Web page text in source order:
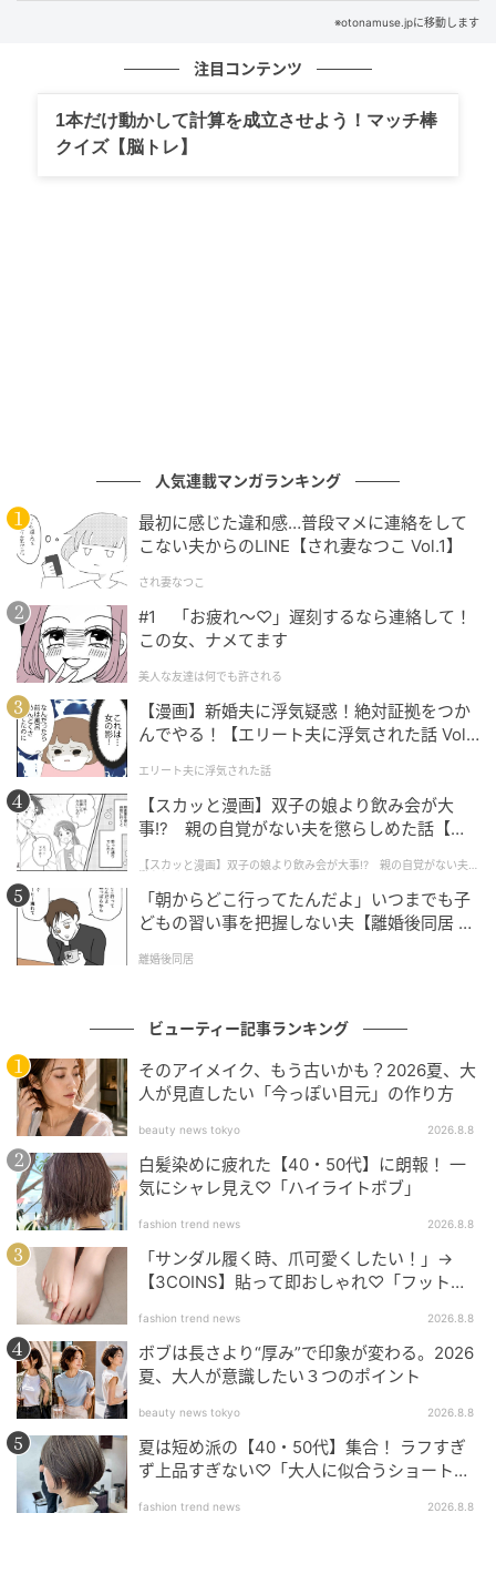
大人の肌をなめらかに整える、ロングセラーの角質ケ
ア美容液ゲルです。タカミスキンピールボディ［ボデ
顔用の角質美容水でお馴染みのタカミが、角質の厚さ
へと導きます。毎日手軽に続けられて、まるでエステ
帰りのような確かな手応えを感じさせてくれる、大人
のための極上レスキューアイテムです。
オトナミューズ ウェブ
肌にのせた瞬間、ひんやりしてて気持ちいいみずみず
しいテクスチャー！手のひらでじっくりと包み込むよ
うに塗り伸ばすことで、角質層まで潤いがピタッと密
着します。ベタつかないのにスッと馴染む優秀な使い
心地は、汗ばむ夏のボディケアや、背中・デコルテの
肌荒れ対策にぴったり。大人のボディをなめらかに労
わる、夏の至福のセルフケア時間をお届けします。
皮脂と潤いをコントロール！“肌ノイズ”を感じ
ないやわらぎ肌へ。「メディプラス サイレン
トミスト」
※otonamuse.jpに移動します
注目コンテンツ
1本だけ動かして計算を成立させよう！マッチ棒
クイズ【脳トレ】
人気連載マンガランキング
最初に感じた違和感…普段マメに連絡をして
こない夫からのLINE【され妻なつこ Vol.1】
され妻なつこ
#1 「お疲れ〜♡」遅刻するなら連絡して！
この女、ナメてます
美人な友達は何でも許される
【漫画】新婚夫に浮気疑惑！絶対証拠をつか
んでやる！【エリート夫に浮気された話 Vol.
エリート夫に浮気された話
【スカッと漫画】双子の娘より飲み会が大
事!? 親の自覚がない夫を懲らしめた話【第1
【スカッと漫画】双子の娘より飲み会が大事!? 親の自覚がない夫を
懲らしめた話
「朝からどこ行ってたんだよ」いつまでも子
どもの習い事を把握しない夫【離婚後同居 Vo
離婚後同居
ビューティー記事ランキング
そのアイメイク、もう古いかも？2026夏、大
人が見直したい「今っぽい目元」の作り方
beauty news tokyo 2026.8.8
白髪染めに疲れた【40・50代】に朗報！ 一
気にシャレ見え♡「ハイライトボブ」
fashion trend news 2026.8.8
「サンダル履く時、爪可愛くしたい！」→
【3COINS】貼って即おしゃれ♡「フット用
fashion trend news 2026.8.8
ボブは長さより“厚み”で印象が変わる。2026
夏、大人が意識したい３つのポイント
beauty news tokyo 2026.8.8
夏は短め派の【40・50代】集合！ ラフすぎ
ず上品すぎない♡「大人に似合うショートボ
fashion trend news 2026.8.8